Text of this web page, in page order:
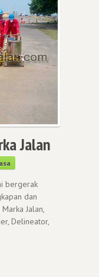
Jalan
bergerak
dan
Jalan,
Delineator,